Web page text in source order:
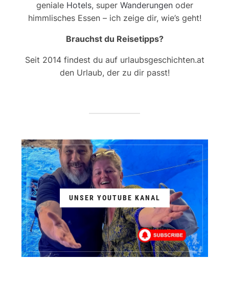
geniale Hotels, super Wanderungenoder
himmlisches Essen – ich zeige dir, wie’s geht!
Brauchst du Reisetipps?
Seit 2014 findest du auf urlaubsgeschichten.at
den Urlaub, der zu dir passt!
UNSER YOUTUBE KANAL